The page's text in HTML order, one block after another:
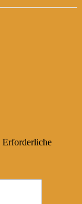
Erforderliche